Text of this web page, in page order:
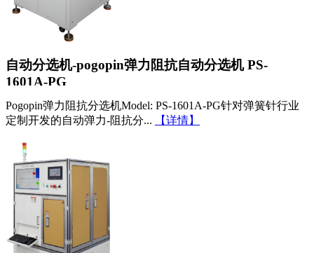
自动分选机-pogopin弹力阻抗自动分选机 PS-
1601A-PG
Pogopin弹力阻抗分选机Model: PS-1601A-PG针对弹簧针行业
定制开发的自动弹力-阻抗分...
【详情】